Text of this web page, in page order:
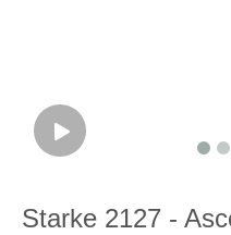
Starke 2127 -